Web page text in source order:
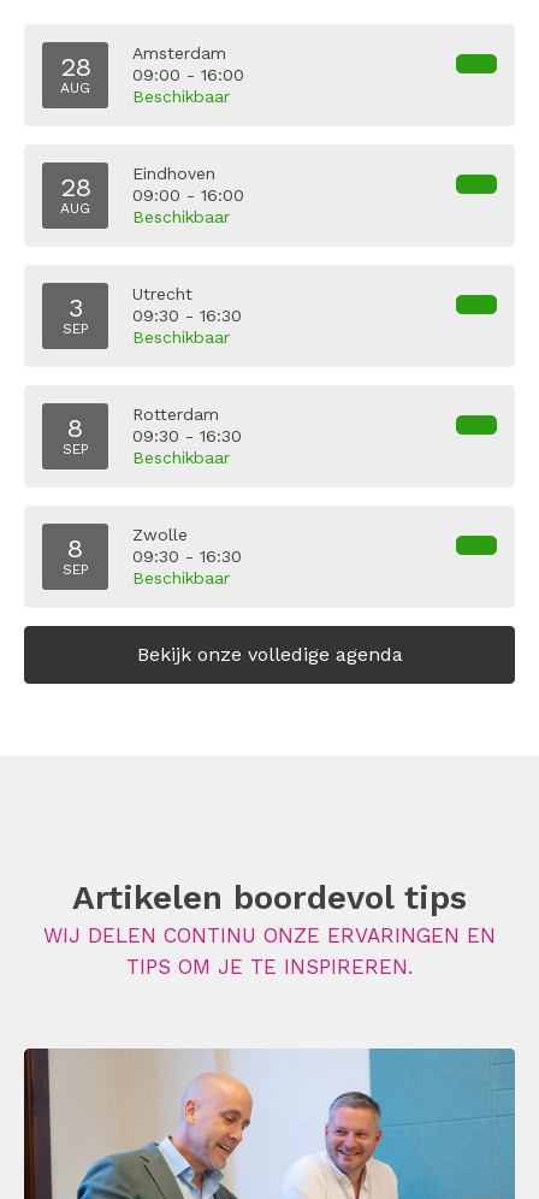
28
AUG
Amsterdam
09:00 - 16:00
Beschikbaar
28
AUG
Eindhoven
09:00 - 16:00
Beschikbaar
3
SEP
Utrecht
09:30 - 16:30
Beschikbaar
8
SEP
Rotterdam
09:30 - 16:30
Beschikbaar
8
SEP
Zwolle
09:30 - 16:30
Beschikbaar
Bekijk onze volledige agenda
Artikelen boordevol tips
WIJ DELEN CONTINU ONZE ERVARINGEN EN
TIPS OM JE TE INSPIREREN.